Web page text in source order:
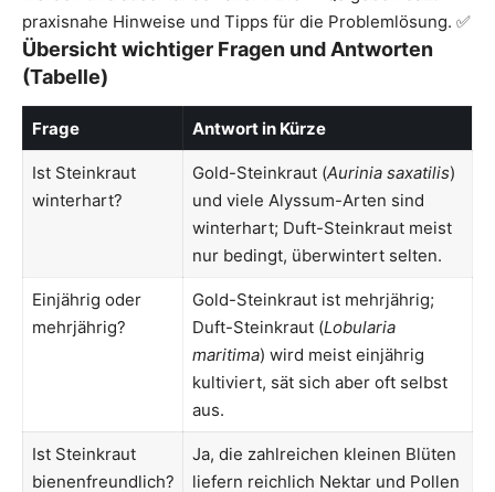
praxisnahe Hinweise und Tipps für die Problemlösung. ✅
Übersicht wichtiger Fragen und Antworten
(Tabelle)
Frage Antwort in Kürze
Ist Steinkraut
winterhart?
Gold-Steinkraut (Aurinia saxatilis)
und viele Alyssum-Arten sind
winterhart; Duft-Steinkraut meist
nur bedingt, überwintert selten.
Einjährig oder
mehrjährig?
Gold-Steinkraut ist mehrjährig;
Duft-Steinkraut (Lobularia
maritima) wird meist einjährig
kultiviert, sät sich aber oft selbst
aus.
Ist Steinkraut
bienenfreundlich?
Ja, die zahlreichen kleinen Blüten
liefern reichlich Nektar und Pollen